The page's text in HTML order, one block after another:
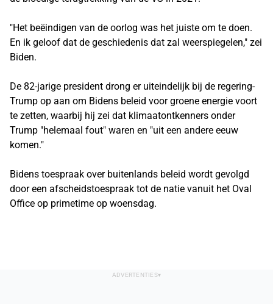
"Het beëindigen van de oorlog was het juiste om te doen.
En ik geloof dat de geschiedenis dat zal weerspiegelen," zei
Biden.
De 82-jarige president drong er uiteindelijk bij de regering-
Trump op aan om Bidens beleid voor groene energie voort
te zetten, waarbij hij zei dat klimaatontkenners onder
Trump "helemaal fout" waren en "uit een andere eeuw
komen."
Bidens toespraak over buitenlands beleid wordt gevolgd
door een afscheidstoespraak tot de natie vanuit het Oval
Office op primetime op woensdag.